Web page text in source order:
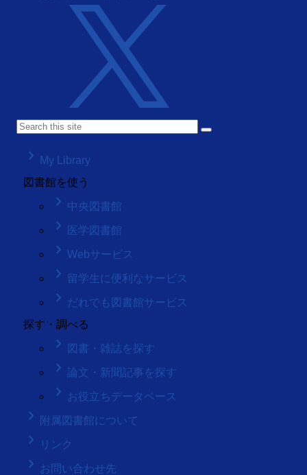
keyboard_arrow_right
My Library
図書館を使う
keyboard_arrow_right 中央図書館
keyboard_arrow_right 医学図書館
keyboard_arrow_right Webサービス
keyboard_arrow_right 留学生に便利なサービス
keyboard_arrow_right だれでも図書館サービス
探す・調べる
keyboard_arrow_right 図書・雑誌を探す
keyboard_arrow_right 論文・新聞記事を探す
keyboard_arrow_right お役立ちデータベース
keyboard_arrow_right 附属図書館について
keyboard_arrow_right リンク
keyboard_arrow_right お問い合わせ先